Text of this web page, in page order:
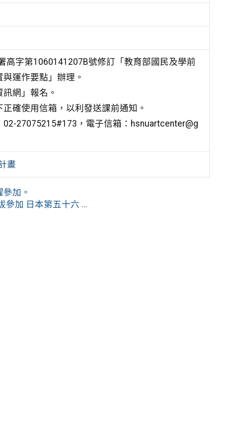
字第1060141207B號修訂「教育部國民及學前
運作要點」辦理。
網」報名。
確使用信箱，以利發送課前通知。
27075215#173，電子信箱：hsnuartcenter@g
畫
加。
參加 日本第五十六 ...